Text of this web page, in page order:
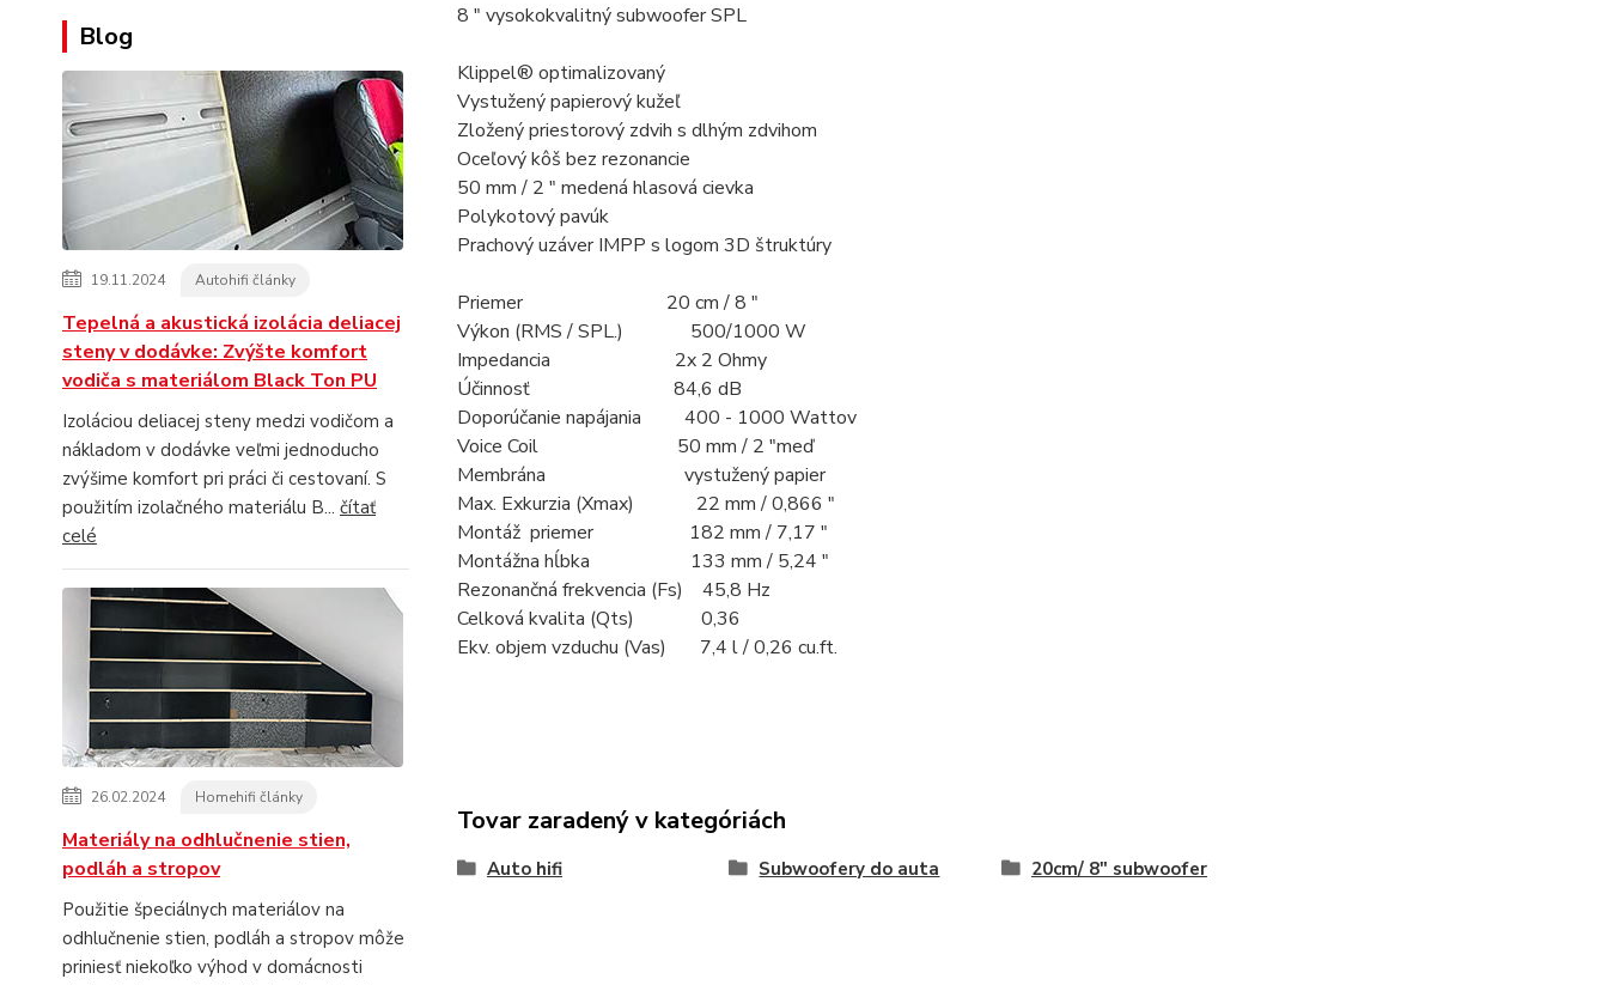
Blog
19.11.2024 Autohifi články
Tepelná a akustická izolácia deliacej
steny v dodávke: Zvýšte komfort
vodiča s materiálom Black Ton PU
Izoláciou deliacej steny medzi vodičom a
nákladom v dodávke veľmi jednoducho
zvýšime komfort pri práci či cestovaní. S
použitím izolačného materiálu B... čítať
celé
26.02.2024 Homehifi články
Materiály na odhlučnenie stien,
podláh a stropov
Použitie špeciálnych materiálov na
odhlučnenie stien, podláh a stropov môže
priniesť niekoľko výhod v domácnosti
8 ″ vysokokvalitný subwoofer SPL
Klippel® optimalizovaný
Vystužený papierový kužeľ
Zložený priestorový zdvih s dlhým zdvihom
Oceľový kôš bez rezonancie
50 mm / 2 ″ medená hlasová cievka
Polykotový pavúk
Prachový uzáver IMPP s logom 3D štruktúry
Priemer 20 cm / 8 "
Výkon (RMS / SPL.) 500/1000 W
Impedancia 2x 2 Ohmy
Účinnosť 84,6 dB
Doporúčanie napájania 400 - 1000 Wattov
Voice Coil 50 mm / 2 "meď
Membrána vystužený papier
Max. Exkurzia (Xmax) 22 mm / 0,866 "
Montáž priemer 182 mm / 7,17 "
Montážna hĺbka 133 mm / 5,24 "
Rezonančná frekvencia (Fs) 45,8 Hz
Celková kvalita (Qts) 0,36
Ekv. objem vzduchu (Vas) 7,4 l / 0,26 cu.ft.
Tovar zaradený v kategóriách
Auto hifi Subwoofery do auta 20cm/ 8" subwoofer